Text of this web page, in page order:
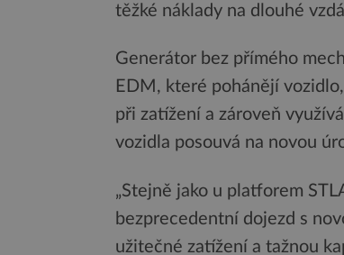
těžké náklady na dlouhé
Generátor bez přímého
EDM, které pohánějí
při zatížení a zároveň
vozidla posouvá na novou
„Stejně jako u platforem
bezprecedentní dojezd s
užitečné zatížení a tažnou